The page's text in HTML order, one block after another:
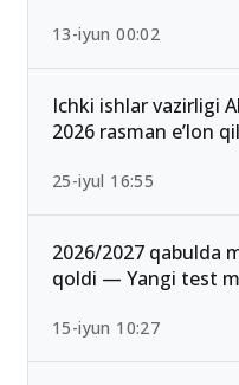
13-iyun 00:02
Ichki ishlar vazirligi
2026 rasman e’lon
25-iyul 16:55
2026/2027 qabulda
qoldi — Yangi test
15-iyun 10:27